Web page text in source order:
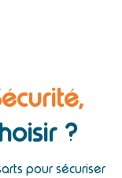
?
pour sécuriser